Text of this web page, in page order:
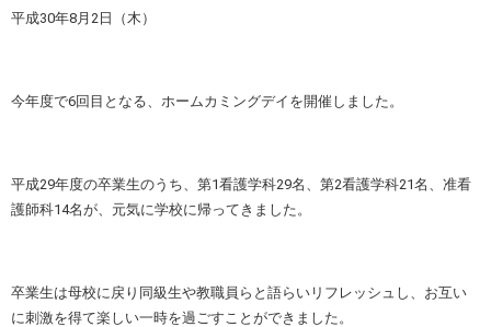
平成30年8月2日（木）
今年度で6回目となる、ホームカミングデイを開催しました。
平成29年度の卒業生のうち、第1看護学科29名、第2看護学科21名、准看
護師科14名が、元気に学校に帰ってきました。
卒業生は母校に戻り同級生や教職員らと語らいリフレッシュし、お互い
に刺激を得て楽しい一時を過ごすことができました。